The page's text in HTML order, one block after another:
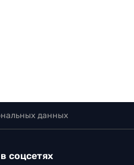
данных
соцсетях